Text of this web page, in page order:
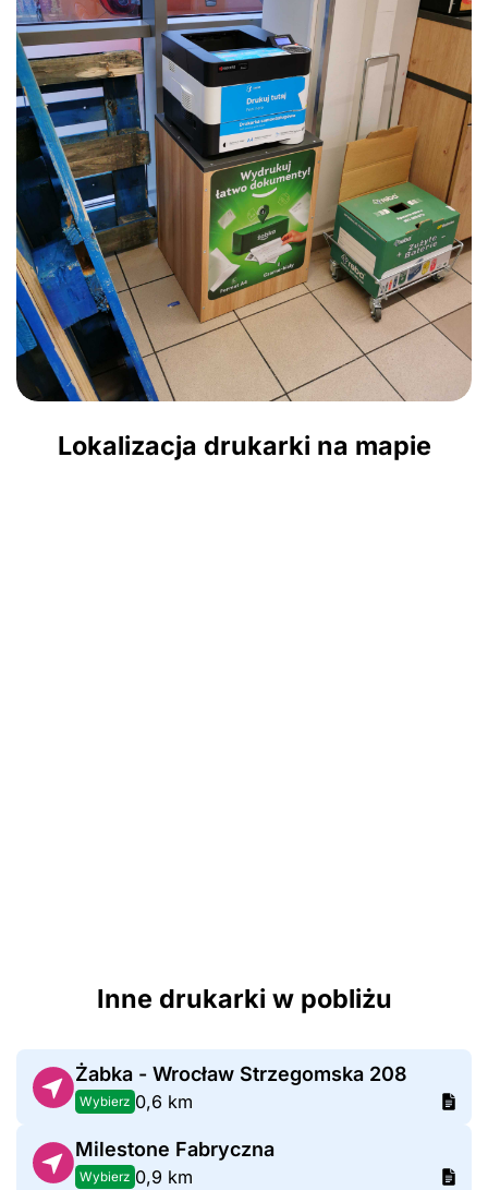
Lokalizacja drukarki na mapie
Inne drukarki w pobliżu
Żabka - Wrocław Strzegomska 208
Wybierz 0,6 km
Milestone Fabryczna
Wybierz 0,9 km